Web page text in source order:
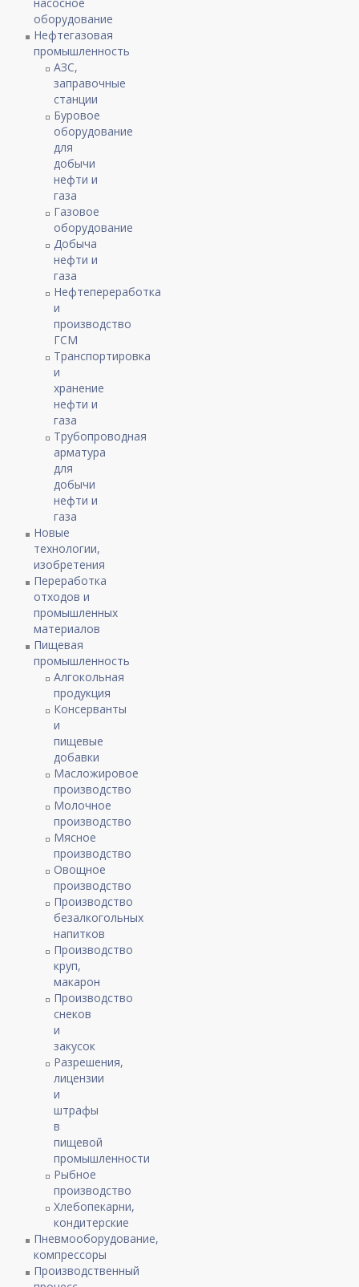
насосное
оборудование
Нефтегазовая
промышленность
АЗС,
заправочные
станции
Буровое
оборудование
для
добычи
нефти и
газа
Газовое
оборудование
Добыча
нефти и
газа
Нефтепереработка
и
производство
ГСМ
Транспортировка
и
хранение
нефти и
газа
Трубопроводная
арматура
для
добычи
нефти и
газа
Новые
технологии,
изобретения
Переработка
отходов и
промышленных
материалов
Пищевая
промышленность
Алгокольная
продукция
Консерванты
и
пищевые
добавки
Масложировое
производство
Молочное
производство
Мясное
производство
Овощное
производство
Производство
безалкогольных
напитков
Производство
круп,
макарон
Производство
снеков
и
закусок
Разрешения,
лицензии
и
штрафы
в
пищевой
промышленности
Рыбное
производство
Хлебопекарни,
кондитерские
Пневмооборудование,
компрессоры
Производственный